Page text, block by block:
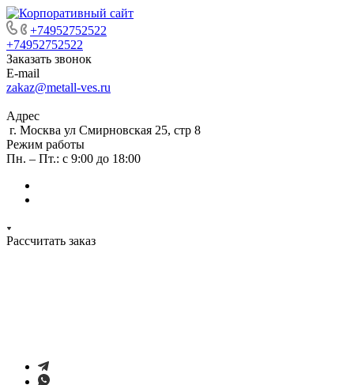
+74952752522
+74952752522
Заказать звонок
E-mail
zakaz@metall-ves.ru
Адрес
г. Москва ул Смирновская 25, стр 8
Режим работы
Пн. – Пт.: с 9:00 до 18:00
Рассчитать заказ